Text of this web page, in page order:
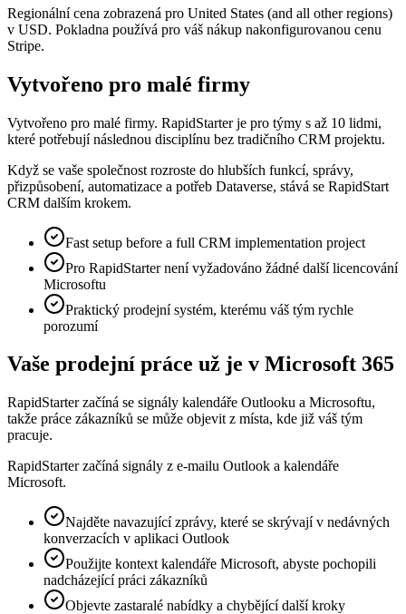
Regionální cena zobrazená pro United States (and all other regions)
v USD. Pokladna používá pro váš nákup nakonfigurovanou cenu
Stripe.
Vytvořeno pro malé firmy
Vytvořeno pro malé firmy. RapidStarter je pro týmy s až 10 lidmi,
které potřebují následnou disciplínu bez tradičního CRM projektu.
Když se vaše společnost rozroste do hlubších funkcí, správy,
přizpůsobení, automatizace a potřeb Dataverse, stává se RapidStart
CRM dalším krokem.
Fast setup before a full CRM implementation project
Pro RapidStarter není vyžadováno žádné další licencování
Microsoftu
Praktický prodejní systém, kterému váš tým rychle
porozumí
Vaše prodejní práce už je v Microsoft 365
RapidStarter začíná se signály kalendáře Outlooku a Microsoftu,
takže práce zákazníků se může objevit z místa, kde již váš tým
pracuje.
RapidStarter začíná signály z e-mailu Outlook a kalendáře
Microsoft.
Najděte navazující zprávy, které se skrývají v nedávných
konverzacích v aplikaci Outlook
Použijte kontext kalendáře Microsoft, abyste pochopili
nadcházející práci zákazníků
Objevte zastaralé nabídky a chybějící další kroky